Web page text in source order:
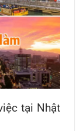
tại Nhật